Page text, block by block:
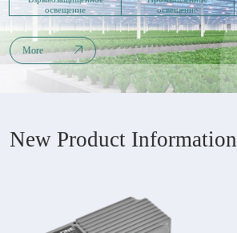
освещение
освещение
More
New Product Information